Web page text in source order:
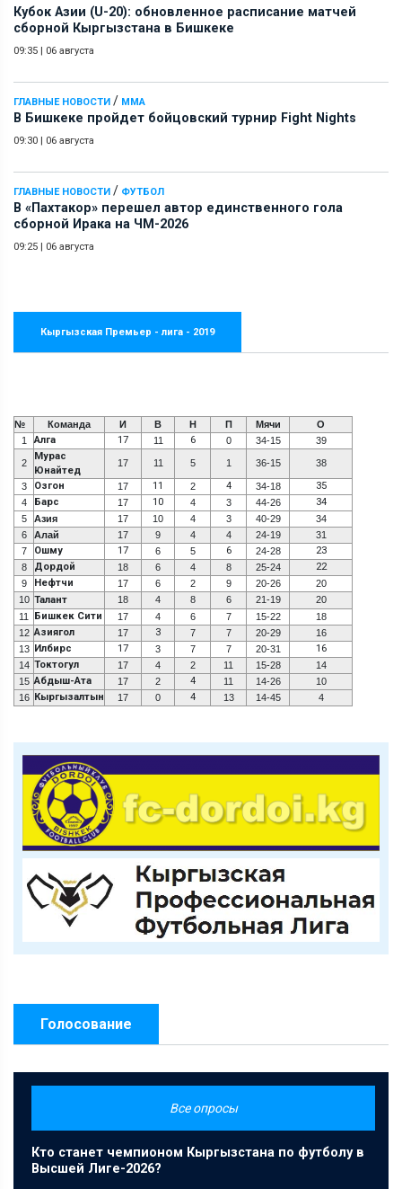
Кубок Азии (U-20): обновленное расписание матчей
сборной Кыргызстана в Бишкеке
09:35 | 06 августа
ГЛАВНЫЕ НОВОСТИ / ММА
В Бишкеке пройдет бойцовский турнир Fight Nights
09:30 | 06 августа
ГЛАВНЫЕ НОВОСТИ / ФУТБОЛ
В «Пахтакор» перешел автор единственного гола
сборной Ирака на ЧМ-2026
09:25 | 06 августа
Кыргызская Премьер - лига - 2019
№ Команда И В Н П Мячи
О
1
Алга 17 11 6 0 34-15 39
2
Мурас
Юнайтед
17 11 5 1 36-15 38
3 Озгон 17 11 2 4 34-18 35
4 Барс 17 10 4 3 44-26 34
5 Азия 17 10 4 3 40-29
34
6
Алай 17 9 4 4 24-19
31
7
Ошму 17 6 5 6 24-28 23
8 Дордой 18 6 4 8 25-24 22
9 Нефтчи 17 6 2 9 20-26
20
10 Талант 18 4 8 6 21-19
20
11
Бишкек Сити 17 4 6 7 15-22
18
12 Азиягол 17 3 7 7 20-29
16
13 Илбирс 17 3 7 7 20-31 16
14 Токтогул 17 4 2 11 15-28
14
15 Абдыш-Ата 17 2 4 11 14-26
10
16 Кыргызалтын 17 0 4 13 14-45 4
Голосование
Все опросы
Кто станет чемпионом Кыргызстана по футболу в
Высшей Лиге-2026?